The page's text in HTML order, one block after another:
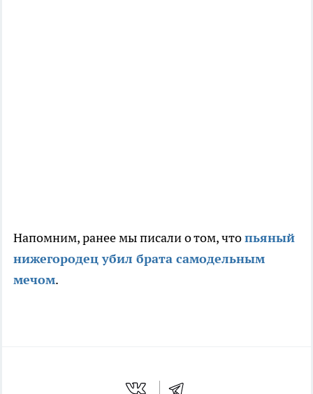
Напомним, ранее мы писали о том, чтопьяный
нижегородец убил брата самодельным
мечом.